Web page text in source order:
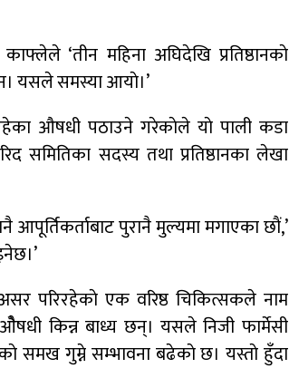
काफ्लेले ‘तीन महिना अघिदेखि प्रतिष्ठानकाे
यसले समस्या आयाे।’
औषधी पठाउने गरेकाेले याे पाली कडा
समितिका सदस्य तथा प्रतिष्ठानका लेखा
आपूर्तिकर्ताबाट पुरानै मुल्यमा मगाएका छाैं,’
परिरहेकाे एक वरिष्ठ चिकित्सकले नाम
ओैषधी किन्न बाध्य छन्। यसले निजी फार्मेसी
समख गुम्ने सम्भावना बढेकाे छ। यस्ताे हुँदा